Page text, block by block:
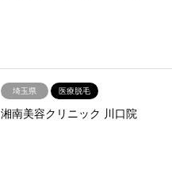
埼玉県 医療脱毛
湘南美容クリニック 川口院